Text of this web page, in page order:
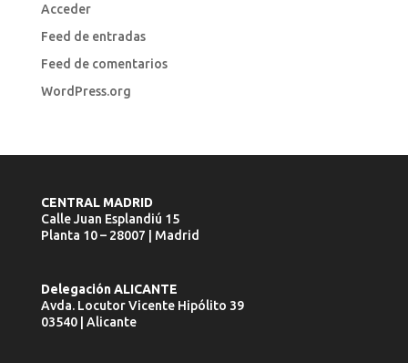
Acceder
Feed de entradas
Feed de comentarios
WordPress.org
CENTRAL MADRID
Calle Juan Esplandiú 15
Planta 10 – 28007 | Madrid
Delegación ALICANTE
Avda. Locutor Vicente Hipólito 39
03540 | Alicante